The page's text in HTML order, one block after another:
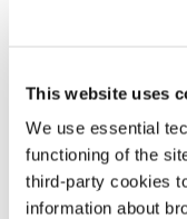
This website uses
We use essential
functioning of the
third-party cookies
information about
debuttato il 29
Emerging Artists
La trilogiaRomance
dalla Biennale di